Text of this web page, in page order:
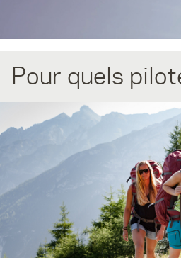
Pour quels